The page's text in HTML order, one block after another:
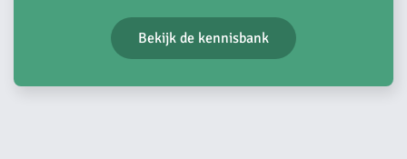
Bekijk de kennisbank